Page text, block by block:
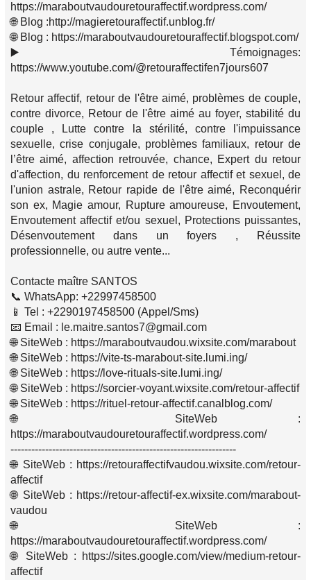
https://maraboutvaudouretouraffectif.wordpress.com/
🌐 Blog :http://magieretouraffectif.unblog.fr/
🌐 Blog : https://maraboutvaudouretouraffectif.blogspot.com/
▶️ Témoignages:
https://www.youtube.com/@retouraffectifen7jours607
Retour affectif, retour de l'être aimé, problèmes de couple,
contre divorce, Retour de l'être aimé au foyer, stabilité du
couple , Lutte contre la stérilité, contre l'impuissance
sexuelle, crise conjugale, problèmes familiaux, retour de
l’être aimé, affection retrouvée, chance, Expert du retour
d'affection, du renforcement de retour affectif et sexuel, de
l'union astrale, Retour rapide de l'être aimé, Reconquérir
son ex, Magie amour, Rupture amoureuse, Envoutement,
Envoutement affectif et/ou sexuel, Protections puissantes,
Désenvoutement dans un foyers , Réussite
professionnelle, ou autre vente...
Contacte maître SANTOS
📞 WhatsApp: +22997458500
📱 Tel : +2290197458500 (Appel/Sms)
📧 Email : le.maitre.santos7@gmail.com
🌐 SiteWeb : https://maraboutvaudou.wixsite.com/marabout
🌐 SiteWeb : https://vite-ts-marabout-site.lumi.ing/
🌐 SiteWeb : https://love-rituals-site.lumi.ing/
🌐 SiteWeb : https://sorcier-voyant.wixsite.com/retour-affectif
🌐 SiteWeb : https://rituel-retour-affectif.canalblog.com/
🌐 SiteWeb :
https://maraboutvaudouretouraffectif.wordpress.com/
-----------------------------------------------------------------
🌐 SiteWeb : https://retouraffectifvaudou.wixsite.com/retour-
affectif
🌐 SiteWeb : https://retour-affectif-ex.wixsite.com/marabout-
vaudou
🌐 SiteWeb :
https://maraboutvaudouretouraffectif.wordpress.com/
🌐 SiteWeb : https://sites.google.com/view/medium-retour-
affectif